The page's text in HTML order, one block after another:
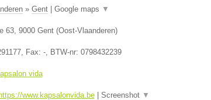
» Gent| Google maps ▼
63, 9000 Gent(Oost-Vlaanderen)
, Fax: -, BTW-nr: 0798432239
vida
https://www.kapsalonvida.be| Screenshot ▼